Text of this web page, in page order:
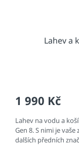
Lahev a
1 990 Kč
Lahev na vodu a
Gen 8. S nimi je
dalších předních